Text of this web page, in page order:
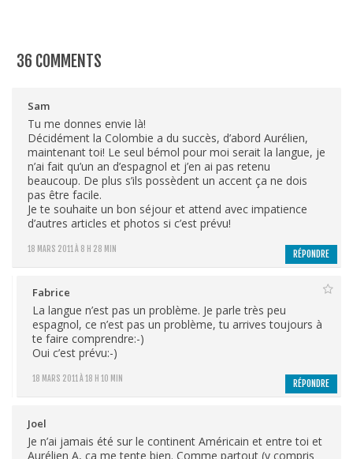
36 COMMENTS
Sam
18 MARS 2011 À 8 H 28 MIN
Tu me donnes envie là!
Décidément la Colombie a du succès, d’abord Aurélien,
maintenant toi! Le seul bémol pour moi serait la langue, je
n’ai fait qu’un an d’espagnol et j’en ai pas retenu
beaucoup. De plus s’ils possèdent un accent ça ne dois
pas être facile.
Je te souhaite un bon séjour et attend avec impatience
d’autres articles et photos si c’est prévu!
RÉPONDRE
Fabrice
18 MARS 2011 À 18 H 10 MIN
La langue n’est pas un problème. Je parle très peu
espagnol, ce n’est pas un problème, tu arrives toujours à
te faire comprendre:-)
Oui c’est prévu:-)
RÉPONDRE
Joel
Je n’ai jamais été sur le continent Américain et entre toi et
Aurélien A, ça me tente bien. Comme partout (y compris